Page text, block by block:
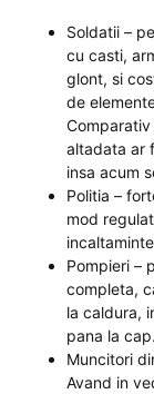
Soldatii –
cu casti,
glont, si
de
altadata ar
insa acum
Politia –
mod
Pompieri –
completa,
la caldura,
pana la cap.
Muncitori
Avand in